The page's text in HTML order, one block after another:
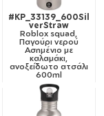
#KP_33139_600Sil
verStraw
Roblox squad,
Παγούρι νερού
Ασημένιο με
καλαμάκι,
ανοξείδωτο ατσάλι
600ml